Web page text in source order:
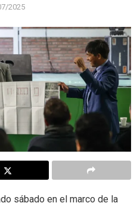
2025
sábado en el marco de la